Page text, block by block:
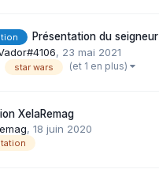
Présentation du
, 23 mai 2021
star wars (et 1 en plus)
XelaRemag
, 18 juin 2020